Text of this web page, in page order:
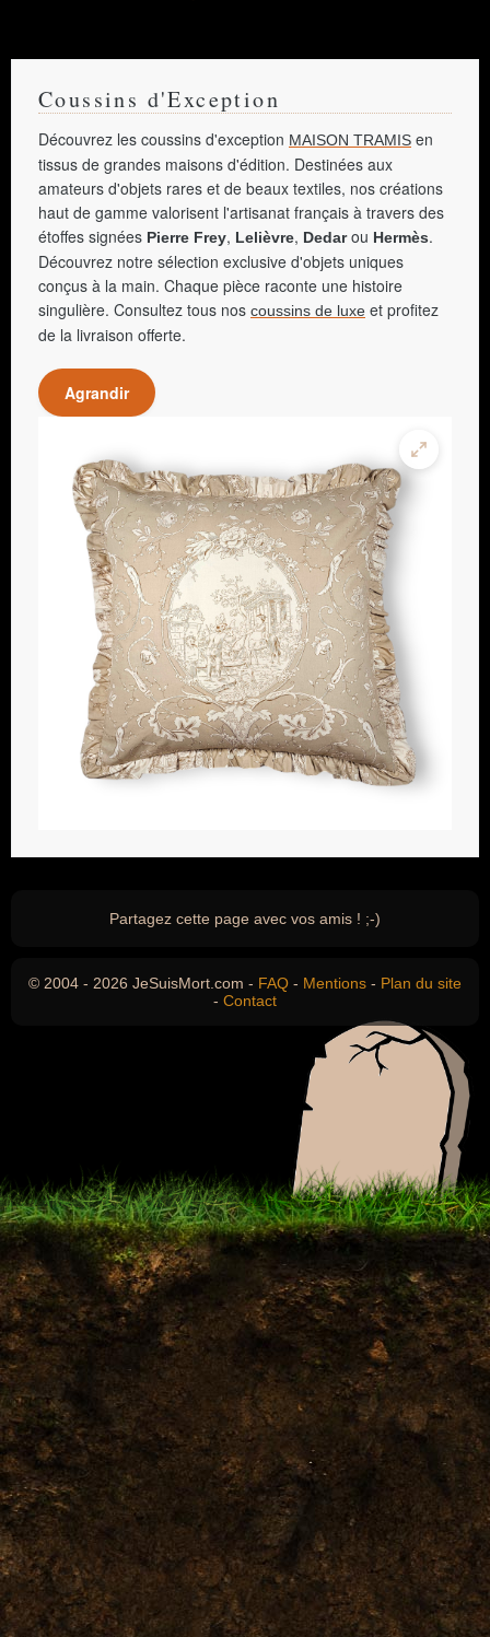
Coussins d'Exception
Découvrez les coussins d'exception MAISON TRAMIS en
tissus de grandes maisons d'édition. Destinées aux
amateurs d'objets rares et de beaux textiles, nos créations
haut de gamme valorisent l'artisanat français à travers des
étoffes signées Pierre Frey, Lelièvre, Dedarou Hermès.
Découvrez notre sélection exclusive d'objets uniques
conçus à la main. Chaque pièce raconte une histoire
singulière. Consultez tous nos coussins de luxe et profitez
de la livraison offerte.
Agrandir
Partagez cette page avec vos amis ! ;-)
© 2004 - 2026 JeSuisMort.com - FAQ - Mentions - Plan du site
- Contact